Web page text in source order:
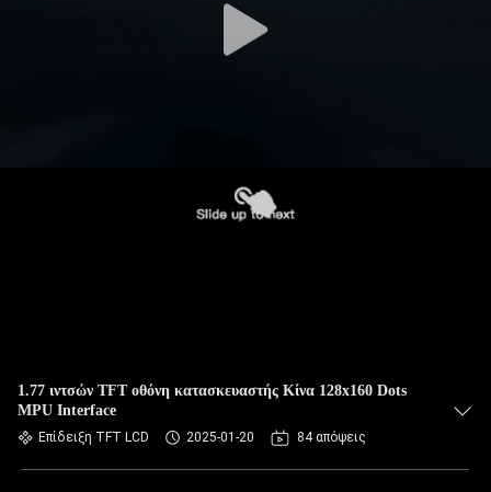
1.77 ιντσών TFT οθόνη κατασκευαστής Κίνα 128x160 Dots
MPU Interface
Επίδειξη TFT LCD 2025-01-20 84 απόψεις